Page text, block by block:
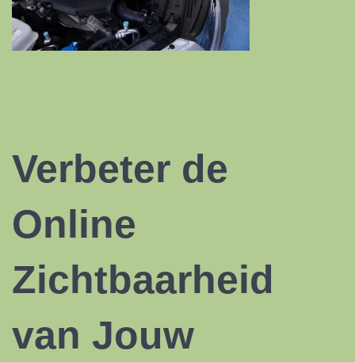
Verbeter de
Online
Zichtbaarheid
van Jouw